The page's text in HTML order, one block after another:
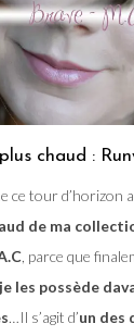
chaud :
ce tour d’horizon
de ma
, parce que
les possède
…Il s’agit d’un des